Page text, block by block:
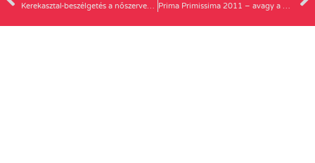
Kerekasztal-beszélgetés a nőszervezetek helyzetéről – Lóránd Zsófia írása a Társadalmi Nemek Tudománya E-Folyóiratban Prima Primissima 2011 – avagy a már látszatra sem adó, kendőzetlen hímsovinizmus hazánkban